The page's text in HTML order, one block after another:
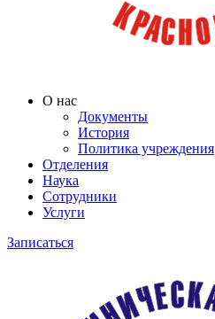
О нас
Документы
История
Политика учреждения
Отделения
Наука
Сотрудники
Услуги
Записаться